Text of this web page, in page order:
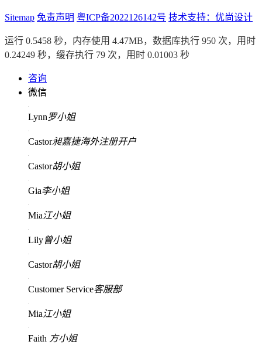
Sitemap 免责声明 粤ICP备2022126142号 技术支持：优尚设计
运行 0.5458 秒，内存使用 4.47MB，数据库执行 950 次，用时
0.24249 秒，缓存执行 79 次，用时 0.01003 秒
咨询
微信
Lynn罗小姐
Castor昶嘉捷海外注册开户
Castor胡小姐
Gia李小姐
Mia江小姐
Lily曾小姐
Castor胡小姐
Customer Service客服部
Mia江小姐
Faith 方小姐